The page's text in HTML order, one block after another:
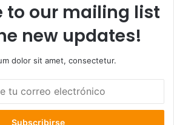
to our mailing list
new updates!
dolor sit amet, consectetur.